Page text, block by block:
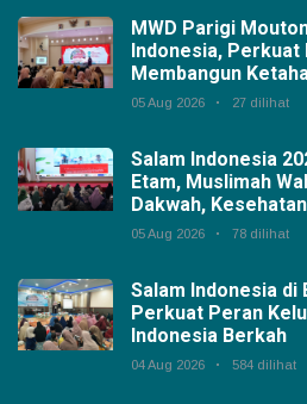
MWD Parigi
Indonesia, Perkuat
Membangun
05 Aug 2026 27 dilihat
Salam Indonesia
Etam, Muslimah
Dakwah,
05 Aug 2026 78 dilihat
Salam Indonesia di
Perkuat Peran
Indonesia Berkah
04 Aug 2026 584 dilihat